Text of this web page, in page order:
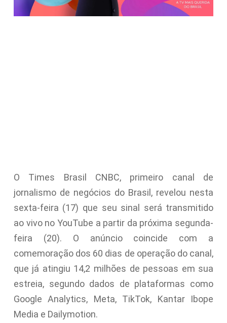
O Times Brasil CNBC, primeiro canal de
jornalismo de negócios do Brasil, revelou nesta
sexta-feira (17) que seu sinal será transmitido
ao vivo no YouTube a partir da próxima segunda-
feira (20). O anúncio coincide com a
comemoração dos 60 dias de operação do canal,
que já atingiu 14,2 milhões de pessoas em sua
estreia, segundo dados de plataformas como
Google Analytics, Meta, TikTok, Kantar Ibope
Media e Dailymotion.